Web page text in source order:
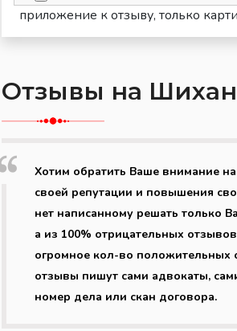
приложение к отзыву, только
Отзывы на
Хотим обратить Ваше внимание
своей репутации и повышения
нет написанному решать только
а из 100% отрицательных
огромное кол-во положительных
отзывы пишут сами адвокаты,
номер дела или скан договора.